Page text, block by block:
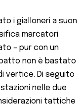
i gialloneri a suon
marcatori
– pur con un
non è bastato
vertice. Di seguito
nelle due
tattiche